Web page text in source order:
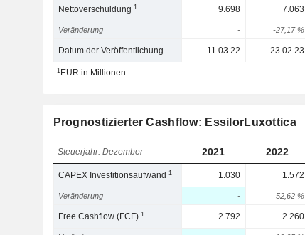
Nettoverschuldung1 9.698 7.063
Veränderung - -27,17 %
Datum der Veröffentlichung 11.03.22 23.02.23
1EUR in Millionen
Prognostizierter Cashflow: EssilorLuxottica
Steuerjahr: Dezember 2021 2022
CAPEX Investitionsaufwand1 1.030 1.572
Veränderung - 52,62 %
Free Cashflow (FCF)1 2.792 2.260